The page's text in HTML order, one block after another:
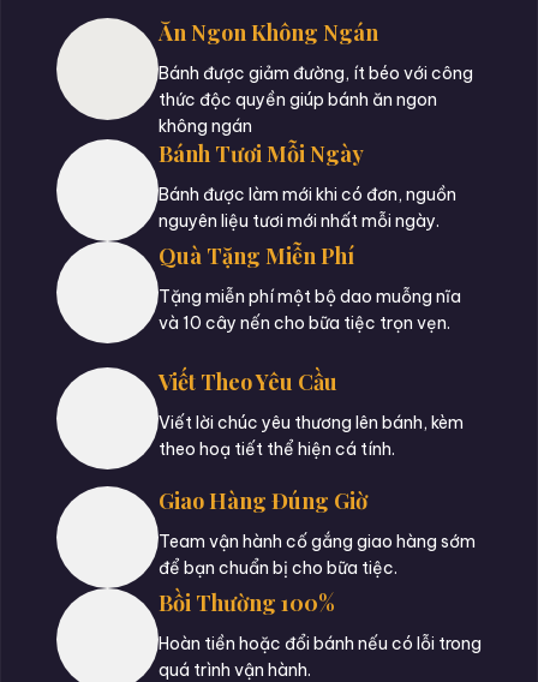
Ăn Ngon Không Ngán
Bánh được giảm đường, ít béo với công
thức độc quyền giúp bánh ăn ngon
không ngán
Bánh Tươi Mỗi Ngày
Bánh được làm mới khi có đơn, nguồn
nguyên liệu tươi mới nhất mỗi ngày.
Quà Tặng Miễn Phí
Tặng miễn phí một bộ dao muỗng nĩa
và 10 cây nến cho bữa tiệc trọn vẹn.
Viết Theo Yêu Cầu
Viết lời chúc yêu thương lên bánh, kèm
theo hoạ tiết thể hiện cá tính.
Giao Hàng Đúng Giờ
Team vận hành cố gắng giao hàng sớm
để bạn chuẩn bị cho bữa tiệc.
Bồi Thường 100%
Hoàn tiền hoặc đổi bánh nếu có lỗi trong
quá trình vận hành.